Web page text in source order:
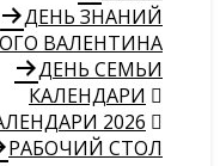
ДЕНЬ ЗНАНИЙ
ВАЛЕНТИНА
ДЕНЬ СЕМЬИ
КАЛЕНДАРИ
2026
РАБОЧИЙ СТОЛ